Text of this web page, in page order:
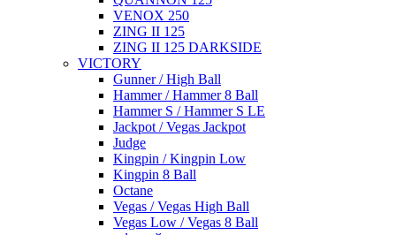
VENOX 250
ZING II 125
ZING II 125 DARKSIDE
VICTORY
Gunner / High Ball
Hammer / Hammer 8 Ball
Hammer S / Hammer S LE
Jackpot / Vegas Jackpot
Judge
Kingpin / Kingpin Low
Kingpin 8 Ball
Octane
Vegas / Vegas High Ball
Vegas Low / Vegas 8 Ball